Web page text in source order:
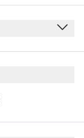
06:00 - 12:00